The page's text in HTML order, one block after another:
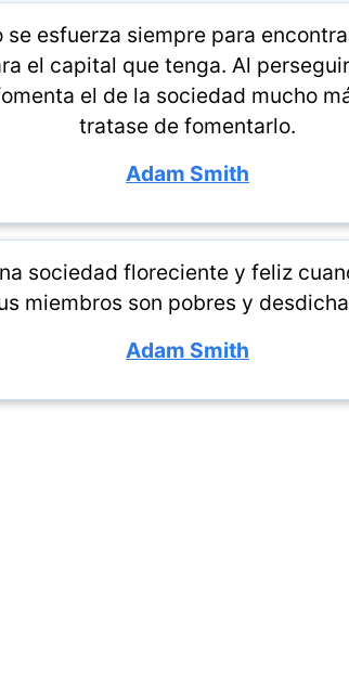
se esfuerza siempre para
el capital que tenga. Al
el de la sociedad mucho
tratase de fomentarlo.
Adam Smith
sociedad floreciente y feliz
miembros son pobres y
Adam Smith